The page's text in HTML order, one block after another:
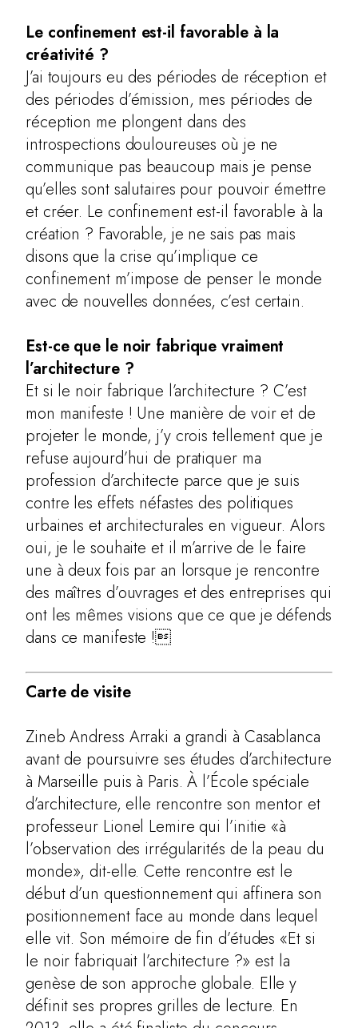
PRODUCTION DESIGN
ARCHITECTURE
SCENOGRAPHY
PHOTOGRAPHY
ABOUT
Le confinement est-il favorable à la
créativité ?
J’ai toujours eu des périodes de réception et
des périodes d’émission, mes périodes de
réception me plongent dans des
introspections douloureuses où je ne
communique pas beaucoup mais je pense
qu’elles sont salutaires pour pouvoir émettre
et créer. Le confinement est-il favorable à la
création ? Favorable, je ne sais pas mais
disons que la crise qu’implique ce
confinement m’impose de penser le monde
avec de nouvelles données, c’est certain.
Est-ce que le noir fabrique vraiment
l’architecture ?
Et si le noir fabrique l’architecture ? C’est
mon manifeste ! Une manière de voir et de
projeter le monde, j’y crois tellement que je
refuse aujourd’hui de pratiquer ma
profession d’architecte parce que je suis
contre les effets néfastes des politiques
urbaines et architecturales en vigueur. Alors
oui, je le souhaite et il m’arrive de le faire
une à deux fois par an lorsque je rencontre
des maîtres d’ouvrages et des entreprises qui
ont les mêmes visions que ce que je défends
dans ce manifeste !
Carte de visite
Zineb Andress Arraki a grandi à Casablanca
avant de poursuivre ses études d’architecture
à Marseille puis à Paris. À l’École spéciale
d’architecture, elle rencontre son mentor et
professeur Lionel Lemire qui l’initie «à
l’observation des irrégularités de la peau du
monde», dit-elle. Cette rencontre est le
début d’un questionnement qui affinera son
positionnement face au monde dans lequel
elle vit. Son mémoire de fin d’études «Et si
le noir fabriquait l’architecture ?» est la
genèse de son approche globale. Elle y
définit ses propres grilles de lecture. En